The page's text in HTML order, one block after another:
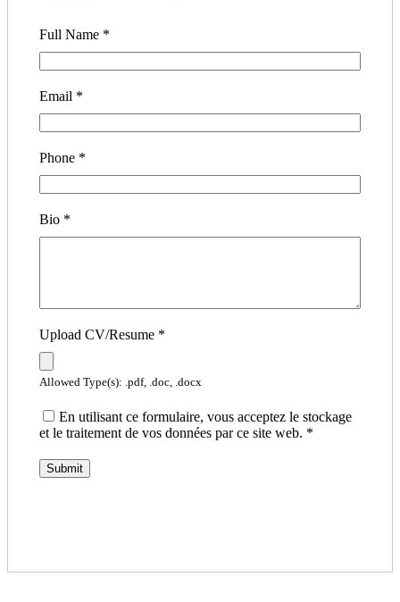
Full Name *
Email *
Phone *
Bio *
Upload CV/Resume *
Allowed Type(s): .pdf, .doc, .docx
En utilisant ce formulaire, vous acceptez le stockage
et le traitement de vos données par ce site web. *